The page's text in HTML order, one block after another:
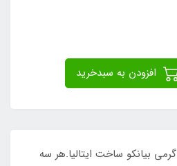
پودر دکلره آیس آبی 500 گرمی بیانکو ساخت ایتالیا.هر سه